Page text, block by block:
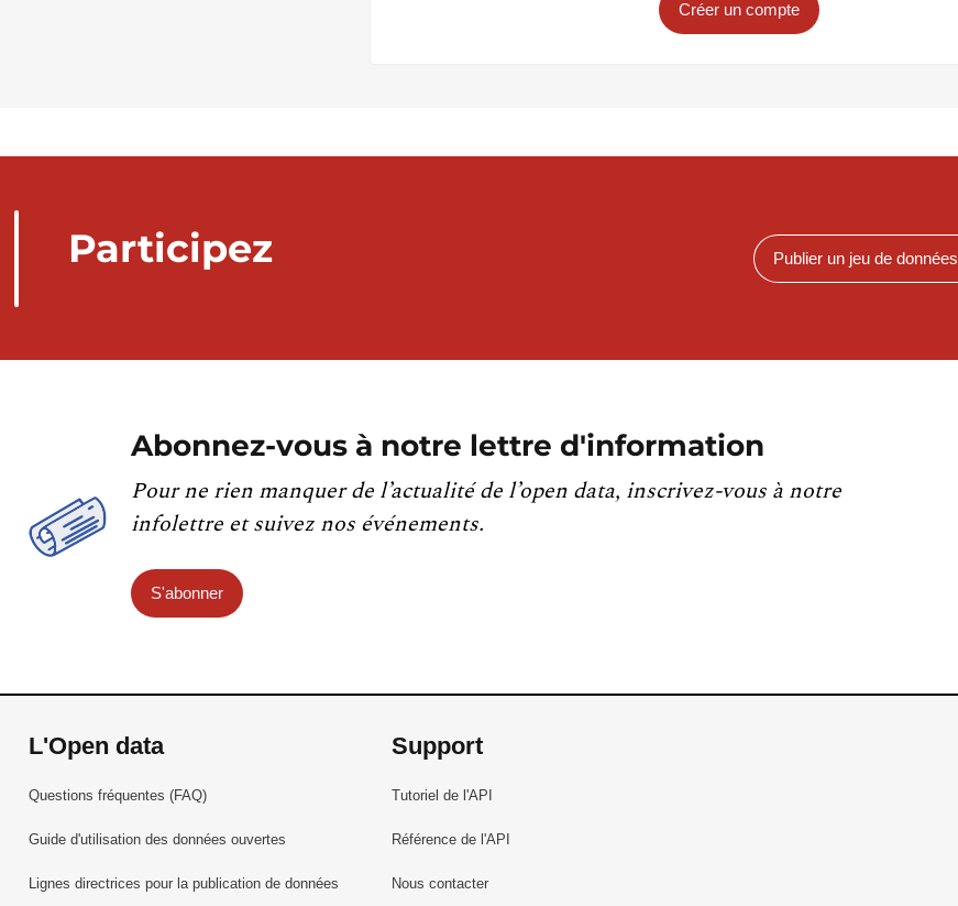
Créer un compte
Participez Publier un jeu de données
Abonnez-vous à notre lettre d'information
Pour ne rien manquer de l’actualité de l’open data, inscrivez-vous à notre
infolettre et suivez nos événements.
S'abonner
L'Open data
Questions fréquentes (FAQ)
Guide d'utilisation des données ouvertes
Lignes directrices pour la publication de données
Support
Tutoriel de l'API
Référence de l'API
Nous contacter